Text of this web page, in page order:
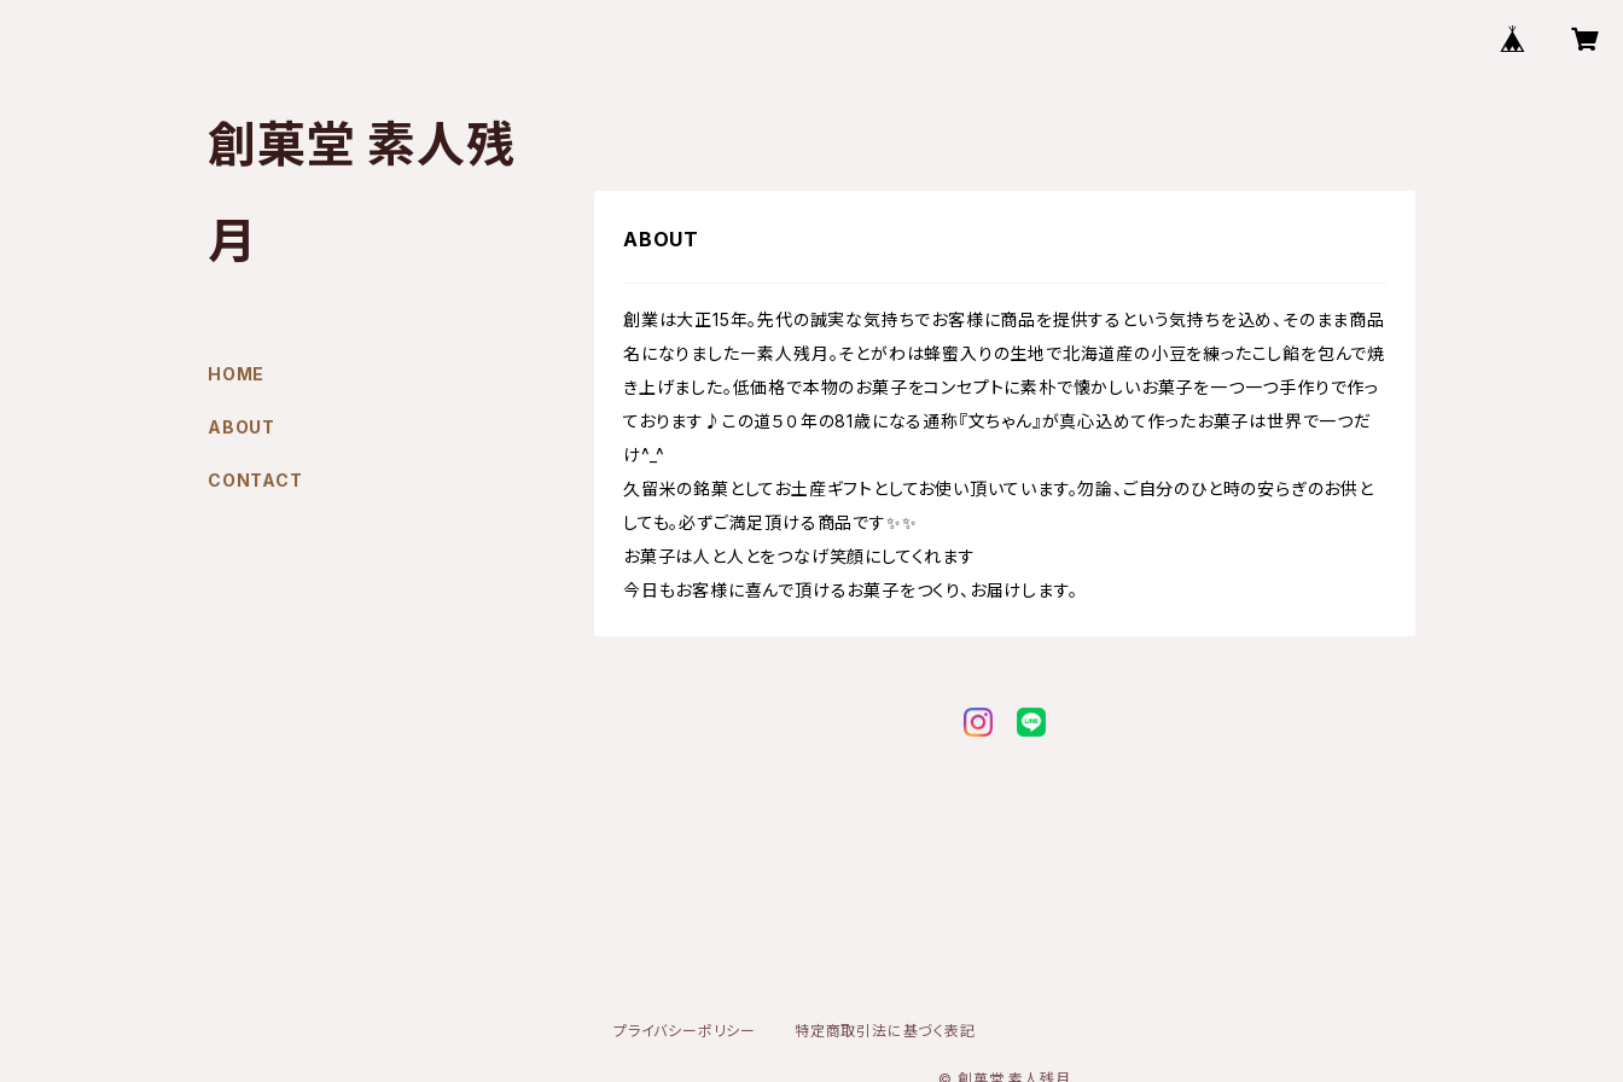
ABOUT
創業は大正15年。先代の誠実な気持ちでお客様に商品を提供するという気持ちを込め、そのまま商品
名になりましたー素人残月。そとがわは蜂蜜入りの生地で北海道産の小豆を練ったこし餡を包んで焼
き上げました。低価格で本物のお菓子をコンセプトに素朴で懐かしいお菓子を一つ一つ手作りで作っ
ております♪この道５０年の81歳になる通称『文ちゃん』が真心込めて作ったお菓子は世界で一つだ
け^_^
久留米の銘菓としてお土産ギフトとしてお使い頂いています。勿論、ご自分のひと時の安らぎのお供と
しても。必ずご満足頂ける商品です✨✨
お菓子は人と人とをつなげ笑顔にしてくれます
今日もお客様に喜んで頂けるお菓子をつくり、お届けします。
創菓堂 素人残
月
HOME
ABOUT
CONTACT
プライバシーポリシー 特定商取引法に基づく表記